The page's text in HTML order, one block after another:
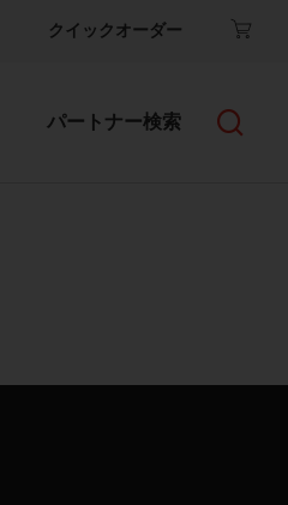
クイックオーダー
パートナー検索